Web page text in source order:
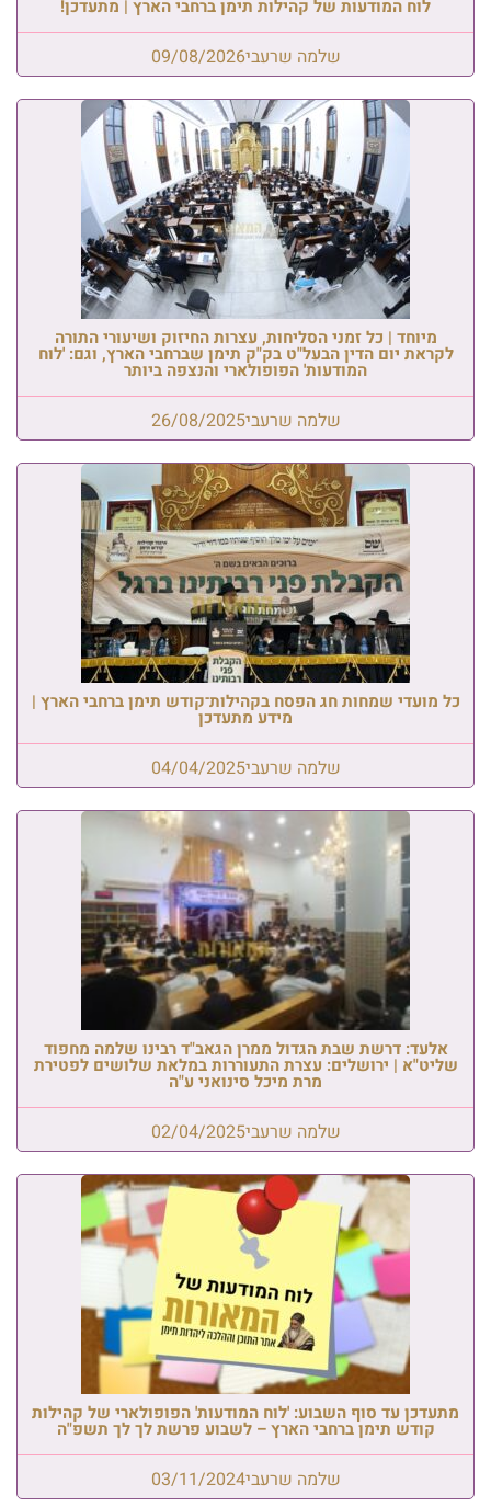
לוח המודעות של קהילות תימן ברחבי הארץ | מתעדכן!
שלמה שרעבי09/08/2026
מיוחד | כל זמני הסליחות, עצרות החיזוק ושיעורי התורה
לקראת יום הדין הבעל"ט בק"ק תימן שברחבי הארץ, וגם: 'לוח
המודעות' הפופולארי והנצפה ביותר
שלמה שרעבי26/08/2025
כל מועדי שמחות חג הפסח בקהילות־קודש תימן ברחבי הארץ |
מידע מתעדכן
שלמה שרעבי04/04/2025
אלעד: דרשת שבת הגדול ממרן הגאב"ד רבינו שלמה מחפוד
שליט"א | ירושלים: עצרת התעוררות במלאת שלושים לפטירת
מרת מיכל סינואני ע"ה
שלמה שרעבי02/04/2025
מתעדכן עד סוף השבוע: 'לוח המודעות' הפופולארי של קהילות
קודש תימן ברחבי הארץ – לשבוע פרשת לך לך תשפ"ה
שלמה שרעבי03/11/2024